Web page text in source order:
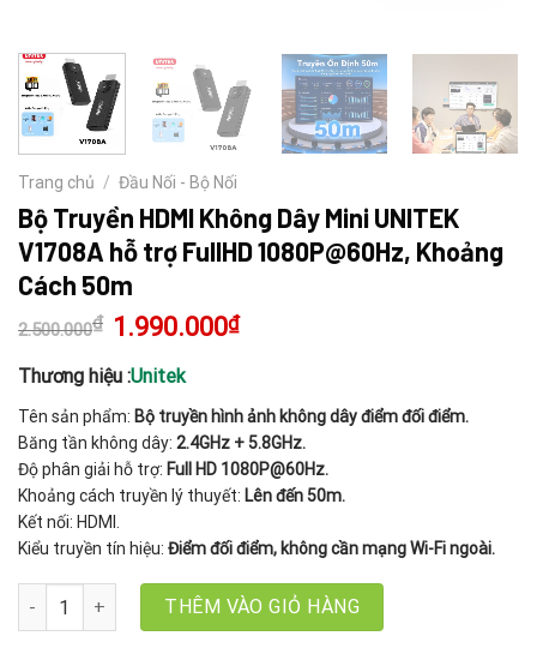
Trang chủ / Đầu Nối - Bộ Nối
Bộ Truyền HDMI Không Dây Mini UNITEK
V1708A hỗ trợ FullHD 1080P@60Hz, Khoảng
Cách 50m
2.500.000₫
Giá
gốc
2.500.000₫.
1.990.000₫Giá
hiện
Thương hiệu :Unitek
Tên sản phẩm: Bộ truyền hình ảnh không dây điểm đối điểm.
Băng tần không dây: 2.4GHz + 5.8GHz.
Độ phân giải hỗ trợ: Full HD 1080P@60Hz.
Khoảng cách truyền lý thuyết: Lên đến 50m.
Kết nối: HDMI.
Kiểu truyền tín hiệu: Điểm đối điểm, không cần mạng Wi-Fi ngoài.
Bộ Truyền HDMI Không Dây Mini UNITEK V1708A hỗ trợ FullHD
THÊM VÀO GIỎ HÀNG